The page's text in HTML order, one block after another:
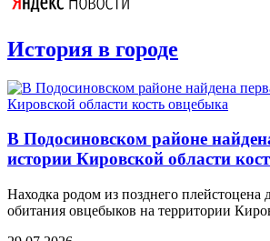
История в городе
В Подосиновском районе
истории Кировской области
Находка родом из позднего плейстоцена
обитания овцебыков на территории